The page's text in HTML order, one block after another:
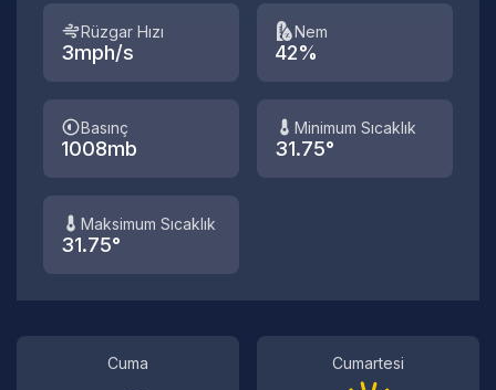
Rüzgar Hızı
3mph/s
Nem
42%
Basınç
1008mb
Minimum Sıcaklık
31.75°
Maksimum Sıcaklık
31.75°
Cuma Cumartesi